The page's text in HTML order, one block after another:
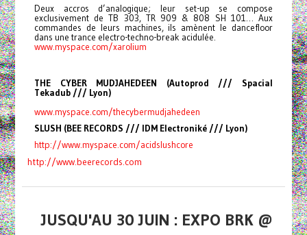
Deux accros d’analogique; leur set-up se compose
exclusivement de TB 303, TR 909 & 808 SH 101… Aux
commandes de leurs machines, ils amènent le dancefloor
dans une trance electro-techno-break acidulée.
www.myspace.com/xarolium
THE CYBER MUDJAHEDEEN (Autoprod /// Spacial
Tekadub /// Lyon)
www.myspace.com/thecybermudjahedeen
SLUSH (BEE RECORDS /// IDM Electroniké /// Lyon)
http://www.myspace.com/acidslushcore
http://www.beerecords.com
JUSQU'AU 30 JUIN : EXPO BRK @